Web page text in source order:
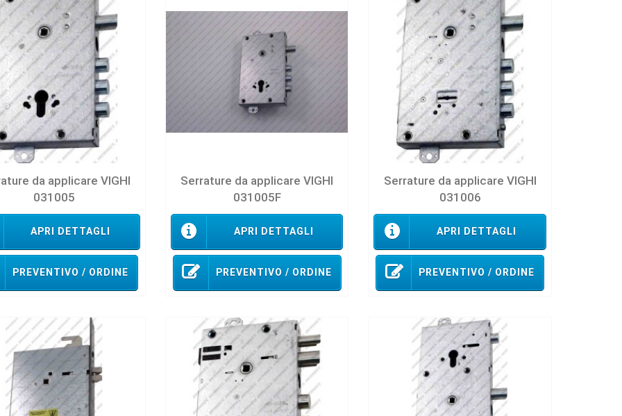
da applicare VIGHI
031005
APRI DETTAGLI
PREVENTIVO / ORDINE
Serrature da applicare VIGHI
031005F
APRI DETTAGLI
PREVENTIVO / ORDINE
Serrature da applicare VIGHI
031006
APRI DETTAGLI
PREVENTIVO / ORDINE